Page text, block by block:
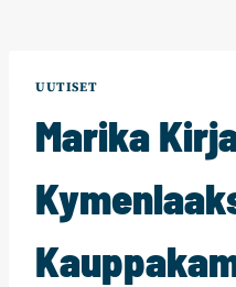
UUTISET
Marika